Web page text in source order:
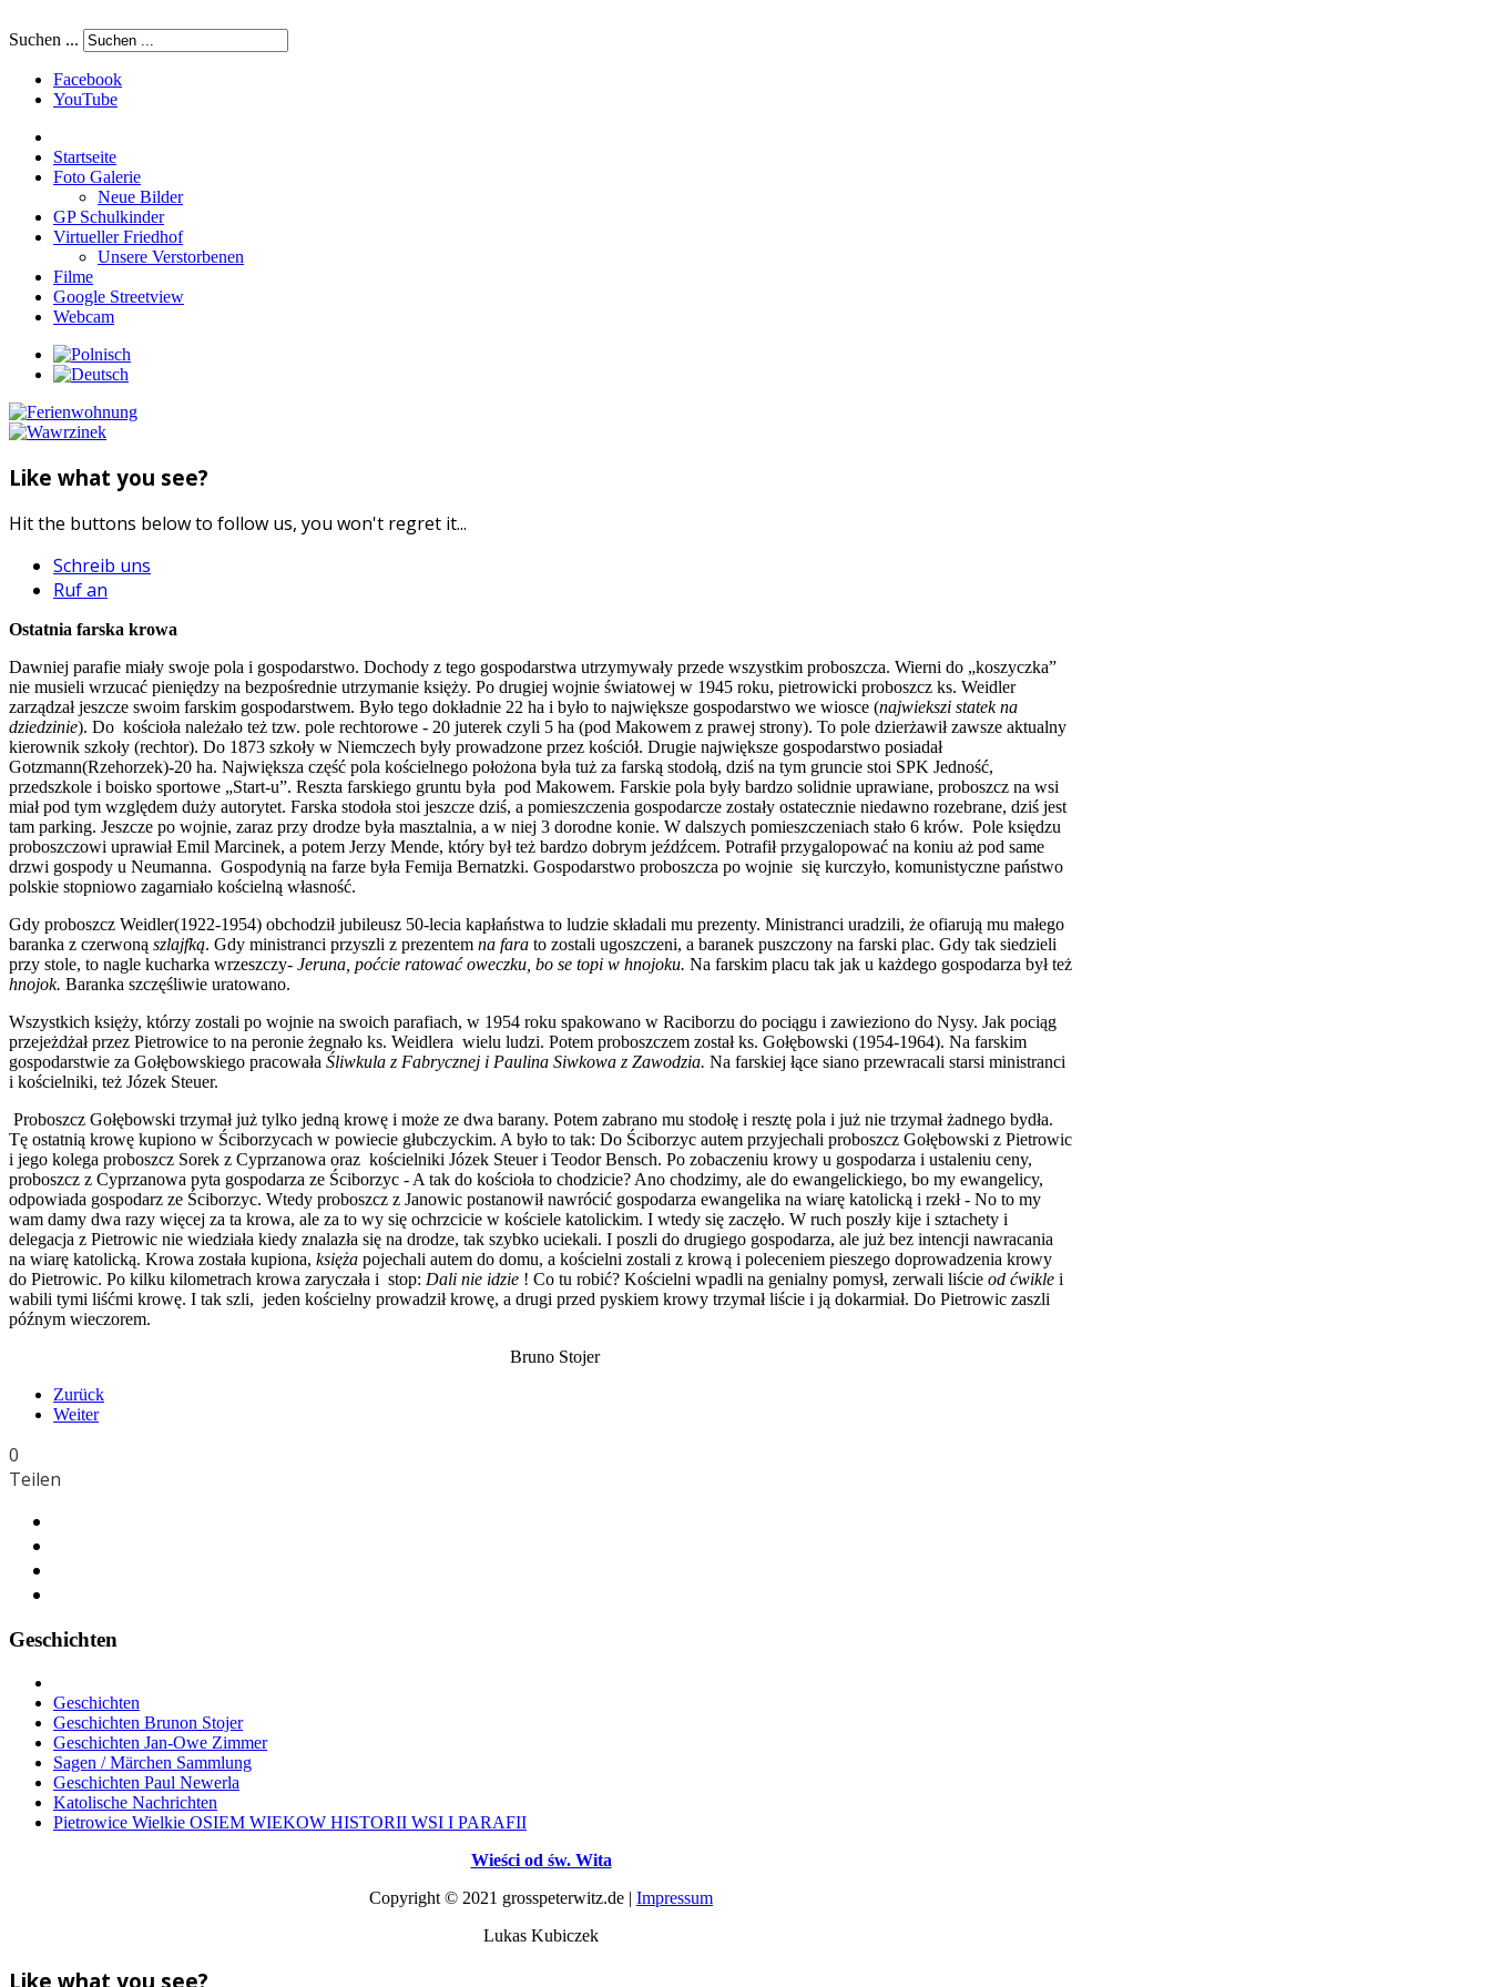
Suchen ...
Facebook
YouTube
Startseite
Foto Galerie
Neue Bilder
GP Schulkinder
Virtueller Friedhof
Unsere Verstorbenen
Filme
Google Streetview
Webcam
Like what you see?
Hit the buttons below to follow us, you won't regret it...
Schreib uns
Ruf an
Ostatnia farska krowa
Dawniej parafie miały swoje pola i gospodarstwo. Dochody z tego gospodarstwa utrzymywały przede wszystkim proboszcza. Wierni do „koszyczka”
nie musieli wrzucać pieniędzy na bezpośrednie utrzymanie księży. Po drugiej wojnie światowej w 1945 roku, pietrowicki proboszcz ks. Weidler
zarządzał jeszcze swoim farskim gospodarstwem. Było tego dokładnie 22 ha i było to największe gospodarstwo we wiosce (najwiekszi statek na
dziedzinie). Do kościoła należało też tzw. pole rechtorowe - 20 juterek czyli 5 ha (pod Makowem z prawej strony). To pole dzierżawił zawsze aktualny
kierownik szkoły (rechtor). Do 1873 szkoły w Niemczech były prowadzone przez kościół. Drugie największe gospodarstwo posiadał
Gotzmann(Rzehorzek)-20 ha. Największa część pola kościelnego położona była tuż za farską stodołą, dziś na tym gruncie stoi SPK Jedność,
przedszkole i boisko sportowe „Start-u”. Reszta farskiego gruntu była pod Makowem. Farskie pola były bardzo solidnie uprawiane, proboszcz na wsi
miał pod tym względem duży autorytet. Farska stodoła stoi jeszcze dziś, a pomieszczenia gospodarcze zostały ostatecznie niedawno rozebrane, dziś jest
tam parking. Jeszcze po wojnie, zaraz przy drodze była masztalnia, a w niej 3 dorodne konie. W dalszych pomieszczeniach stało 6 krów. Pole księdzu
proboszczowi uprawiał Emil Marcinek, a potem Jerzy Mende, który był też bardzo dobrym jeźdźcem. Potrafił przygalopować na koniu aż pod same
drzwi gospody u Neumanna. Gospodynią na farze była Femija Bernatzki. Gospodarstwo proboszcza po wojnie się kurczyło, komunistyczne państwo
polskie stopniowo zagarniało kościelną własność.
Gdy proboszcz Weidler(1922-1954) obchodził jubileusz 50-lecia kapłaństwa to ludzie składali mu prezenty. Ministranci uradzili, że ofiarują mu małego
baranka z czerwoną szlajfką. Gdy ministranci przyszli z prezentem na fara to zostali ugoszczeni, a baranek puszczony na farski plac. Gdy tak siedzieli
przy stole, to nagle kucharka wrzeszczy- Jeruna, poćcie ratować oweczku, bo se topi w hnojoku. Na farskim placu tak jak u każdego gospodarza był też
hnojok. Baranka szczęśliwie uratowano.
Wszystkich księży, którzy zostali po wojnie na swoich parafiach, w 1954 roku spakowano w Raciborzu do pociągu i zawieziono do Nysy. Jak pociąg
przejeżdżał przez Pietrowice to na peronie żegnało ks. Weidlera wielu ludzi. Potem proboszczem został ks. Gołębowski (1954-1964). Na farskim
gospodarstwie za Gołębowskiego pracowała Śliwkula z Fabrycznej i Paulina Siwkowa z Zawodzia. Na farskiej łące siano przewracali starsi ministranci
i kościelniki, też Józek Steuer.
Proboszcz Gołębowski trzymał już tylko jedną krowę i może ze dwa barany. Potem zabrano mu stodołę i resztę pola i już nie trzymał żadnego bydła.
Tę ostatnią krowę kupiono w Ściborzycach w powiecie głubczyckim. A było to tak: Do Ściborzyc autem przyjechali proboszcz Gołębowski z Pietrowic
i jego kolega proboszcz Sorek z Cyprzanowa oraz kościelniki Józek Steuer i Teodor Bensch. Po zobaczeniu krowy u gospodarza i ustaleniu ceny,
proboszcz z Cyprzanowa pyta gospodarza ze Ściborzyc - A tak do kościoła to chodzicie? Ano chodzimy, ale do ewangelickiego, bo my ewangelicy,
odpowiada gospodarz ze Ściborzyc. Wtedy proboszcz z Janowic postanowił nawrócić gospodarza ewangelika na wiarę katolicką i rzekł - No to my
wam damy dwa razy więcej za ta krowa, ale za to wy się ochrzcicie w kościele katolickim. I wtedy się zaczęło. W ruch poszły kije i sztachety i
delegacja z Pietrowic nie wiedziała kiedy znalazła się na drodze, tak szybko uciekali. I poszli do drugiego gospodarza, ale już bez intencji nawracania
na wiarę katolicką. Krowa została kupiona, księża pojechali autem do domu, a kościelni zostali z krową i poleceniem pieszego doprowadzenia krowy
do Pietrowic. Po kilku kilometrach krowa zaryczała i stop: Dali nie idzie ! Co tu robić? Kościelni wpadli na genialny pomysł, zerwali liście od ćwikle i
wabili tymi liśćmi krowę. I tak szli, jeden kościelny prowadził krowę, a drugi przed pyskiem krowy trzymał liście i ją dokarmiał. Do Pietrowic zaszli
późnym wieczorem.
Bruno Stojer
Zurück
Weiter
0
Teilen
Geschichten
Geschichten
Geschichten Brunon Stojer
Geschichten Jan-Owe Zimmer
Sagen / Märchen Sammlung
Geschichten Paul Newerla
Katolische Nachrichten
Pietrowice Wielkie OSIEM WIEKOW HISTORII WSI I PARAFII
Wieści od św. Wita
Copyright © 2021 grosspeterwitz.de | Impressum
Lukas Kubiczek
Like what you see?